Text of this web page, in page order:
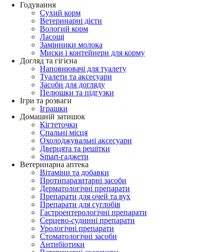
Годування
Сухий корм
Ветеринарні дієти
Вологий корм
Ласощі
Замінники молока
Миски і контейнери для корму
Догляд та гігієна
Наповнювачі для туалету
Туалети та аксесуари
Засоби для догляду
Пелюшки та підгузки
Ігри та розваги
Іграшки
Домашній затишок
Кігтеточки
Спальні місця
Охолоджувальні аксесуари
Дверцята та решітки
Smart-гаджети
Ветеринарна аптека
Вітаміни та добавки
Протипаразитарні засоби
Дерматологічні препарати
Препарати для очей та вух
Препарати для суглобів
Гастроентерологічні препарати
Серцево-судинні препарати
Урологічні препарати
Стоматологічні засоби
Антибіотики